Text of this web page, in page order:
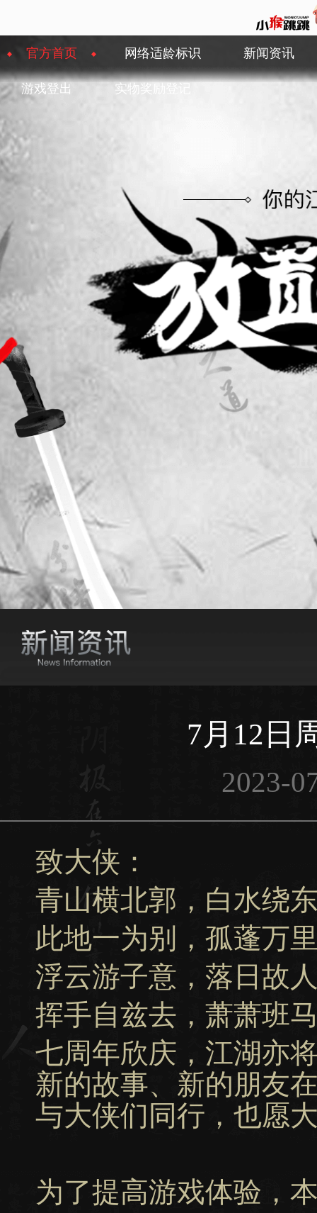
官方首页 网络适龄标识 新闻资讯
游戏登出 实物奖励登记
7月12日
2023-
致大侠：
青山横北郭，白水绕
此地一为别，孤蓬万
浮云游子意，落日故
挥手自兹去，萧萧班
七周年欣庆，江湖亦
新的故事、新的朋友
与大侠们同行，也愿
为了提高游戏体验，